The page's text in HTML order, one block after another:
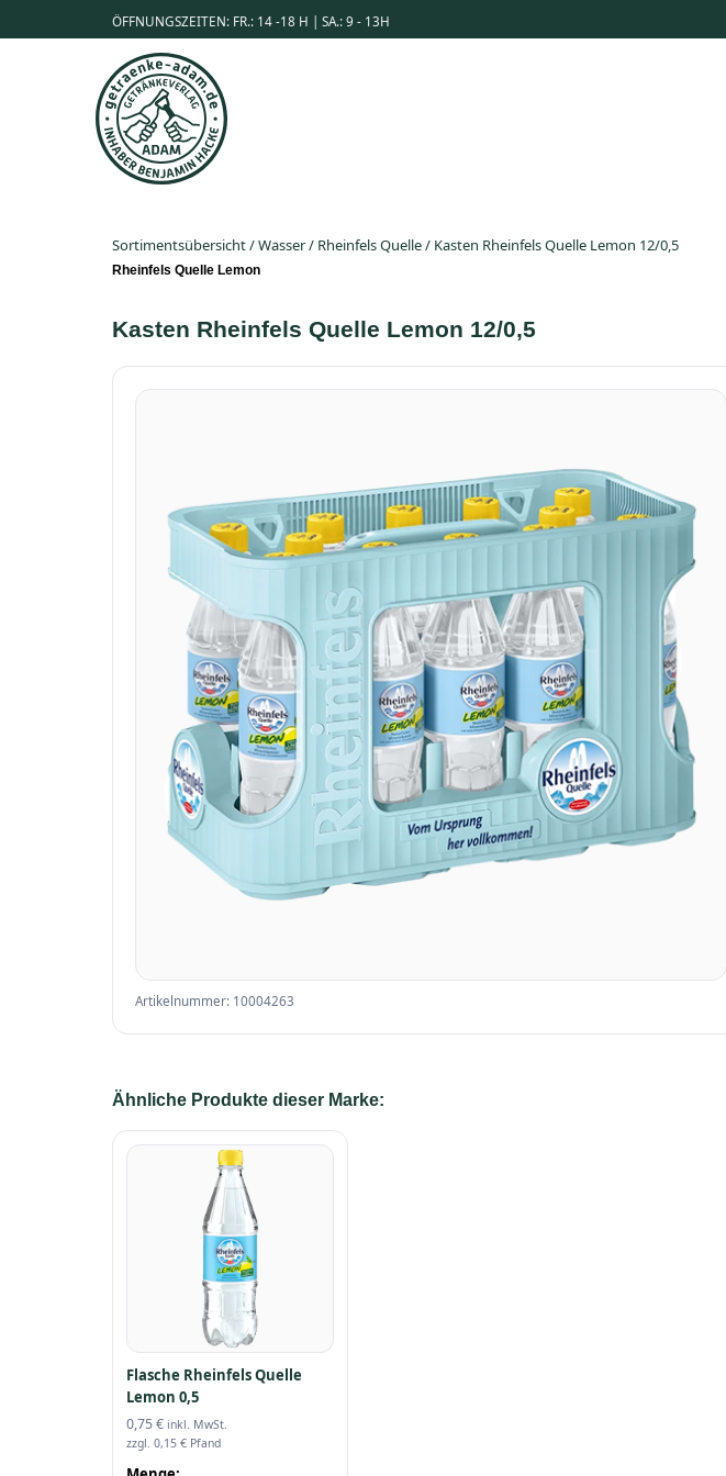
ÖFFNUNGSZEITEN: FR.: 14 -18 H | SA.: 9 - 13H
Sortimentsübersicht/Wasser/ Rheinfels Quelle/ Kasten Rheinfels Quelle Lemon 12/0,5
Rheinfels Quelle Lemon
Kasten Rheinfels Quelle Lemon 12/0,5
Artikelnummer: 10004263
Ähnliche Produkte dieser Marke:
Flasche Rheinfels Quelle
Lemon 0,5
0,75€ inkl. MwSt.
zzgl. 0,15 € Pfand